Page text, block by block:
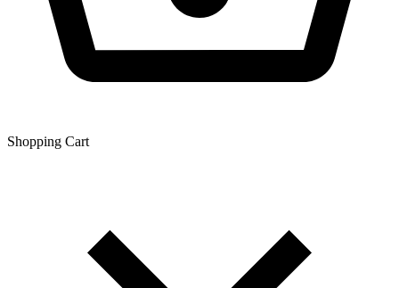
Shopping Сart